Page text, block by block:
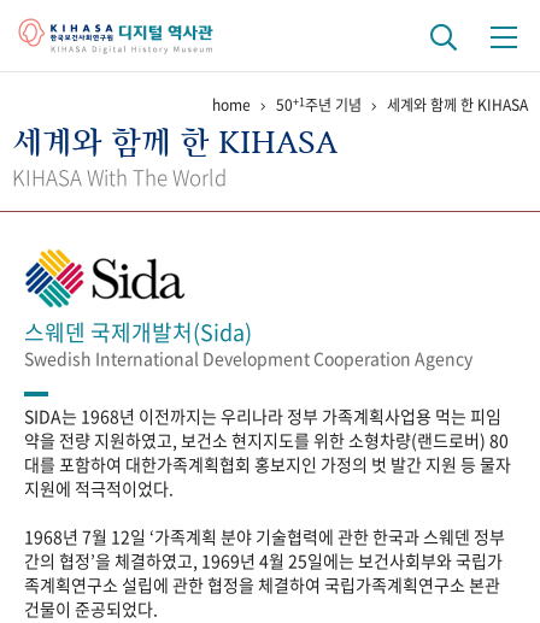
걸어온 길 기관 변천사 역대 기관장
정책과 연구 키워드로 보는 연구 역사
간행물 변천사
기록물 아카이브
사진 아카이브 문서 기록물 행정박물 영상 기록물
성과 50선 숫자로 보는 50년 50+1주년 광장
세계와 함께 한 KIHASA
home 50+1주년 기념 세계와 함께 한 KIHASA
세계와 함께 한 KIHASA
KIHASA With The World
스웨덴 국제개발처(Sida)
Swedish International Development Cooperation Agency
SIDA는 1968년 이전까지는 우리나라 정부 가족계획사업용 먹는 피임
약을 전량 지원하였고, 보건소 현지지도를 위한 소형차량(랜드로버) 80
대를 포함하여 대한가족계획협회 홍보지인 가정의 벗 발간 지원 등 물자
지원에 적극적이었다.
1968년 7월 12일 ‘가족계획 분야 기술협력에 관한 한국과 스웨덴 정부
간의 협정’을 체결하였고, 1969년 4월 25일에는 보건사회부와 국립가
족계획연구소 설립에 관한 협정을 체결하여 국립가족계획연구소 본관
건물이 준공되었다.